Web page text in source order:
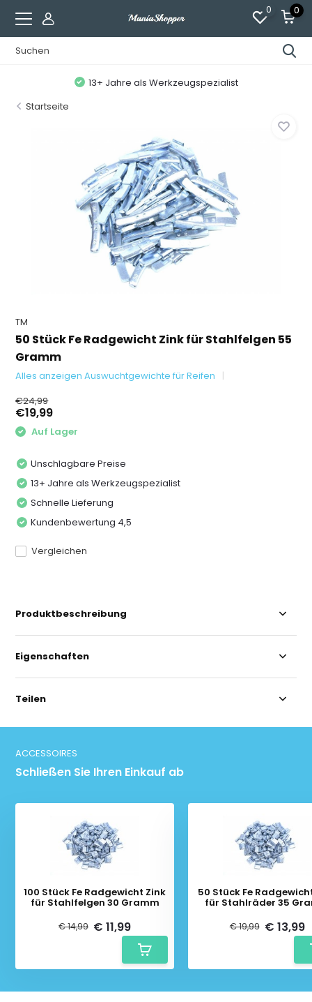
0 0
13+ Jahre als Werkzeugspezialist
Startseite
TM
50 Stück Fe Radgewicht Zink für Stahlfelgen 55
Gramm
Alles anzeigen Auswuchtgewichte für Reifen
€24,99
€19,99
Auf Lager
Unschlagbare Preise
13+ Jahre als Werkzeugspezialist
Schnelle Lieferung
Kundenbewertung 4,5
Vergleichen
Produktbeschreibung
Eigenschaften
Teilen
ACCESSOIRES
Schließen Sie Ihren Einkauf ab
100 Stück Fe Radgewicht Zink
für Stahlfelgen 30 Gramm
€ 14,99 € 11,99
50 Stück Fe
für Stahlräder 35
€ 19,99 € 13,99